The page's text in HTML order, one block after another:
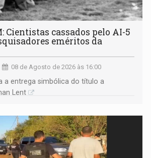
Cientistas cassados pelo AI-5
eméritos da
08 de Agosto de 2026 às 16:00
a entrega simbólica do título a
Lent